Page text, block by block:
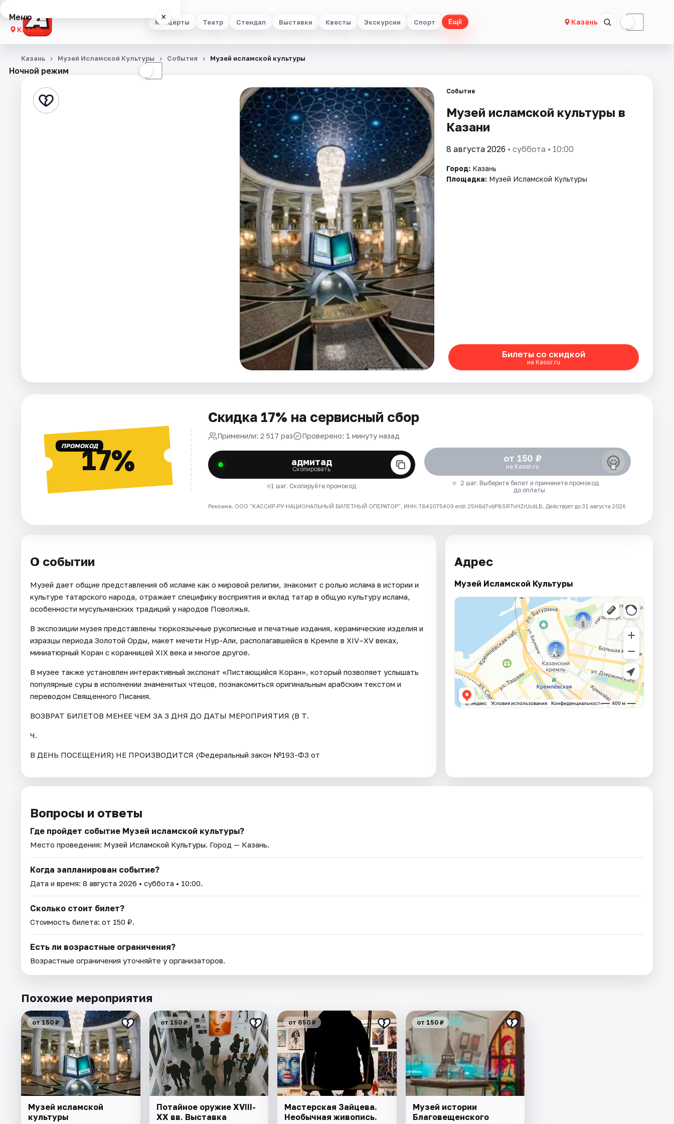
Концерты Театр Стендап Выставки Квесты Экскурсии Спорт Ещё Казань ☾
Меню ×
Казань
Концерты
Стендап
Ночной режим ☾
Казань Музей Исламской Культуры События Музей исламской культуры
Событие
Музей исламской культуры в
Казани
8 августа 2026 • суббота • 10:00
Город: Казань
Площадка: Музей Исламской Культуры
Билеты со скидкой
на Kassir.ru
ПРОМОКОД17%
Скидка 17% на сервисный сбор
Применили: 2 517 раз Проверено: 1 минуту назад
адмитад
Скопировать
1 шаг. Скопируйте промокод
от 150 ₽
на Kassir.ru
2 шаг. Выберите билет и примените промокод
до оплаты
Реклама. ООО "КАССИР.РУ-НАЦИОНАЛЬНЫЙ БИЛЕТНЫЙ ОПЕРАТОР", ИНН: 7841075409 erid: 25H8d7vbP8SRTvHZrUcdLB. Действует до 31 августа 2026
О событии
Музей дает общие представления об исламе как о мировой религии, знакомит с ролью ислама в истории и
культуре татарского народа, отражает специфику восприятия и вклад татар в общую культуру ислама,
особенности мусульманских традиций у народов Поволжья.
В экспозиции музея представлены тюркоязычные рукописные и печатные издания, керамические изделия и
изразцы периода Золотой Орды, макет мечети Нур-Али, располагавшейся в Кремле в XIV–XV веках,
миниатюрный Коран с коранницей XIX века и многое другое.
В музее также установлен интерактивный экспонат «Листающийся Коран», который позволяет услышать
популярные суры в исполнении знаменитых чтецов, познакомиться оригинальным арабским текстом и
переводом Священного Писания.
ВОЗВРАТ БИЛЕТОВ МЕНЕЕ ЧЕМ ЗА 3 ДНЯ ДО ДАТЫ МЕРОПРИЯТИЯ (В Т.
Ч.
В ДЕНЬ ПОСЕЩЕНИЯ) НЕ ПРОИЗВОДИТСЯ (Федеральный закон №193-ФЗ от
Адрес
Музей Исламской Культуры
Вопросы и ответы
Где пройдет событие Музей исламской культуры?
Место проведения: Музей Исламской Культуры. Город — Казань.
Когда запланирован событие?
Дата и время: 8 августа 2026 • суббота • 10:00.
Сколько стоит билет?
Стоимость билета: от 150 ₽.
Есть ли возрастные ограничения?
Возрастные ограничения уточняйте у организаторов.
Похожие мероприятия
от 150 ₽
Музей исламской
культуры
от 150 ₽
Потайное оружие XVIII-
XX вв. Выставка
от 650 ₽
Мастерская Зайцева.
Необычная живопись.
от 150 ₽
Музей истории
Благовещенского